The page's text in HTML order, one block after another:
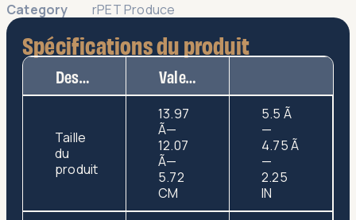
Category
rPET Produce
Spécifications du produit
Description Valeur
Taille
du
produit
13.97
Ã—
12.07
Ã—
5.72
CM
5.5 Ã
—
4.75 Ã
—
2.25
IN